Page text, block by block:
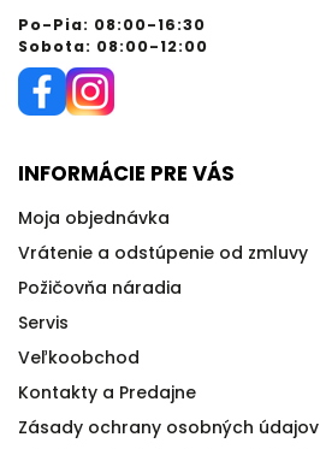
Po-Pia: 08:00-16:30
Sobota: 08:00-12:00
INFORMÁCIE PRE VÁS
Moja objednávka
Vrátenie a odstúpenie od zmluvy
Požičovňa náradia
Servis
Veľkoobchod
Kontakty a Predajne
Zásady ochrany osobných údajov